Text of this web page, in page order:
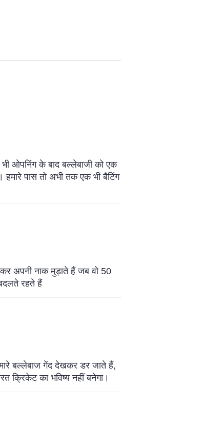
भी ओपनिंग के बाद बल्लेबाजी को एक
पास तो अभी तक एक भी बैटिंग
अपनी नाक मुड़ाते हैं जब वो 50
रहते हैं
बल्लेबाज गेंद देखकर डर जाते हैं,
क्रिकेट का भविष्य नहीं बनेगा।